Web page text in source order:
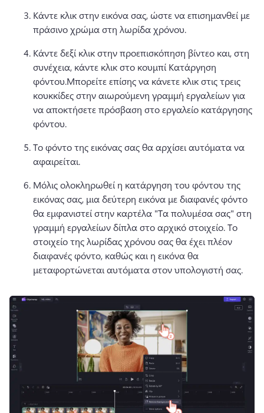
Κάντε κλικ στην εικόνα σας, ώστε να επισημανθεί με
πράσινο χρώμα στη λωρίδα χρόνου.
Κάντε δεξί κλικ στην προεπισκόπηση βίντεο και, στη
συνέχεια, κάντε κλικ στο κουμπί Κατάργηση
φόντου.Μπορείτε επίσης να κάνετε κλικ στις τρεις
κουκκίδες στην αιωρούμενη γραμμή εργαλείων για
να αποκτήσετε πρόσβαση στο εργαλείο κατάργησης
φόντου.
Το φόντο της εικόνας σας θα αρχίσει αυτόματα να
αφαιρείται.
Μόλις ολοκληρωθεί η κατάργηση του φόντου της
εικόνας σας, μια δεύτερη εικόνα με διαφανές φόντο
θα εμφανιστεί στην καρτέλα "Τα πολυμέσα σας" στη
γραμμή εργαλείων δίπλα στο αρχικό στοιχείο. Το
στοιχείο της λωρίδας χρόνου σας θα έχει πλέον
διαφανές φόντο, καθώς και η εικόνα θα
μεταφορτώνεται αυτόματα στον υπολογιστή σας.